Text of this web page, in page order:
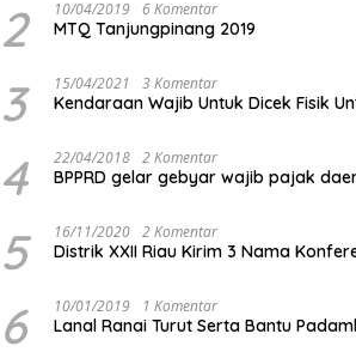
2 10/04/2019 6 Komentar
MTQ Tanjungpinang 2019
3 15/04/2021 3 Komentar
Kendaraan Wajib Untuk Dicek Fisik
4 22/04/2018 2 Komentar
BPPRD gelar gebyar wajib pajak
5 16/11/2020 2 Komentar
Distrik XXII Riau Kirim 3 Nama
6 10/01/2019 1 Komentar
Lanal Ranai Turut Serta Bantu